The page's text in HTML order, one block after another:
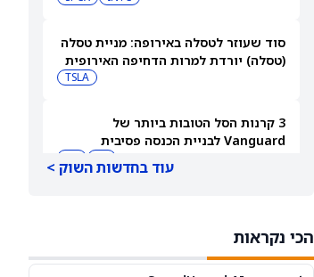
סוד שעוזר לטסלה באירופה: מניית טסלה
(טסלה) יורדת למרות הדחיפה האירופית
TSLA
3 קרנות הסל הטובות ביותר של
Vanguard לבניית הכנסה פסיבית
מאסק לאנבידיה
עוד בחדשות השוק >
הכי נקראות